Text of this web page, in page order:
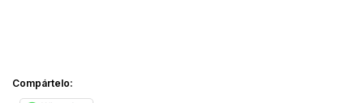
Compártelo: